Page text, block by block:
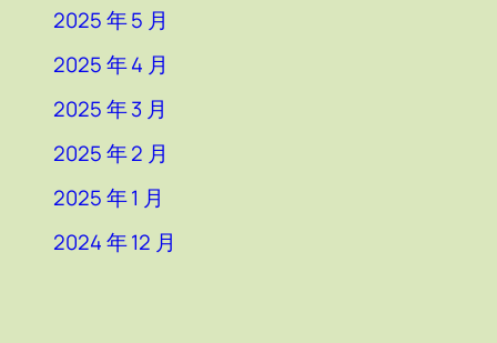
2025 年 5 月
2025 年 4 月
2025 年 3 月
2025 年 2 月
2025 年 1 月
2024 年 12 月